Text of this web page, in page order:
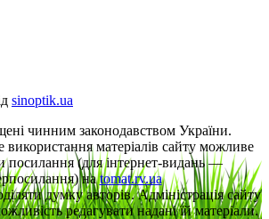
sinoptik.ua
чинним законодавством України.
використання матеріалів сайту можливе
посилання (для інтернет-видань —
наtomat.rv.ua
думку авторів. Адміністрація сайту
редагувати надані їй матеріали.